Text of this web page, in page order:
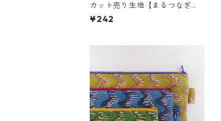
カット売り生地【まるつなぎ】5
0cm以上10cm単位
¥242